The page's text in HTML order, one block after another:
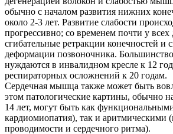
обычно с началом развития нижних
около 2-3 лет. Развитие слабости
прогрессивно; со временем почти у всех
сгибательные ретракции конечностей и
деформации позвоночника.
нуждаются в инвалидном кресле к 12
респираторных осложнений к 20 годам.
Сердечная мышца также может быть
этом патологические картины, обычно
14 лет, могут быть как
кардиомиопатия), так и аритмическими
проводимости и сердечного ритма).